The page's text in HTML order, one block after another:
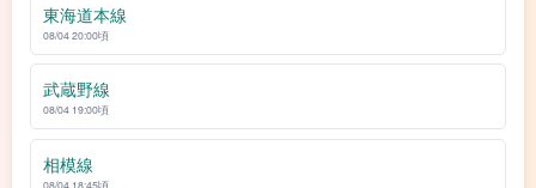
東海道本線
08/04 20:00頃
武蔵野線
08/04 19:00頃
相模線
08/04 18:45頃